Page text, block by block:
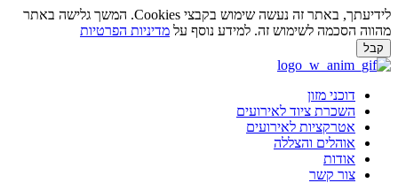
לידיעתך, באתר זה נעשה שימוש בקבצי Cookies. המשך גלישה באתר
הסכמה לשימוש זה. למידע נוסף עלמדיניות הפרטיות
קבל
דוכני מזון
השכרת ציוד לאירועים
אטרקציות לאירועים
אוהלים והצללה
אודות
צור קשר